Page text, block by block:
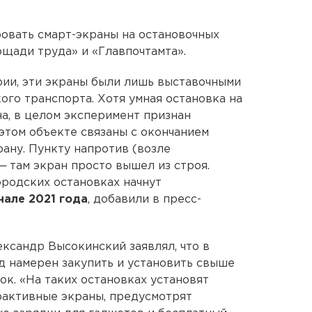
смарт-экраны на остановочных
труда» и «Главпочтамта».
эти экраны были лишь выставочными
транспорта. Хотя умная остановка на
в целом эксперимент признан
объекте связаны с окончанием
Пункту напротив (возле
там экран просто вышел из строя.
остановках начнут
2021 года, добавили в пресс-
Высокинский заявлял, что в
намерен закупить и установить свыше
«На таких остановках установят
экраны, предусмотрят